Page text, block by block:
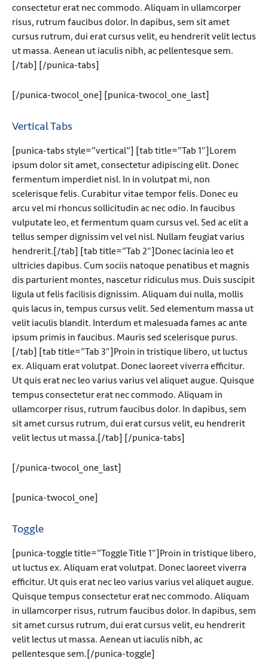
consectetur erat nec commodo. Aliquam in ullamcorper
risus, rutrum faucibus dolor. In dapibus, sem sit amet
cursus rutrum, dui erat cursus velit, eu hendrerit velit lectus
ut massa. Aenean ut iaculis nibh, ac pellentesque sem.
[/tab] [/punica-tabs]
[/punica-twocol_one] [punica-twocol_one_last]
Vertical Tabs
[punica-tabs style=”vertical”] [tab title=”Tab 1″]Lorem
ipsum dolor sit amet, consectetur adipiscing elit. Donec
fermentum imperdiet nisl. In in volutpat mi, non
scelerisque felis. Curabitur vitae tempor felis. Donec eu
arcu vel mi rhoncus sollicitudin ac nec odio. In faucibus
vulputate leo, et fermentum quam cursus vel. Sed ac elit a
tellus semper dignissim vel vel nisl. Nullam feugiat varius
hendrerit.[/tab] [tab title=”Tab 2″]Donec lacinia leo et
ultricies dapibus. Cum sociis natoque penatibus et magnis
dis parturient montes, nascetur ridiculus mus. Duis suscipit
ligula ut felis facilisis dignissim. Aliquam dui nulla, mollis
quis lacus in, tempus cursus velit. Sed elementum massa ut
velit iaculis blandit. Interdum et malesuada fames ac ante
ipsum primis in faucibus. Mauris sed scelerisque purus.
[/tab] [tab title=”Tab 3″]Proin in tristique libero, ut luctus
ex. Aliquam erat volutpat. Donec laoreet viverra efficitur.
Ut quis erat nec leo varius varius vel aliquet augue. Quisque
tempus consectetur erat nec commodo. Aliquam in
ullamcorper risus, rutrum faucibus dolor. In dapibus, sem
sit amet cursus rutrum, dui erat cursus velit, eu hendrerit
velit lectus ut massa.[/tab] [/punica-tabs]
[/punica-twocol_one_last]
[punica-twocol_one]
Toggle
[punica-toggle title=”Toggle Title 1″]Proin in tristique libero,
ut luctus ex. Aliquam erat volutpat. Donec laoreet viverra
efficitur. Ut quis erat nec leo varius varius vel aliquet augue.
Quisque tempus consectetur erat nec commodo. Aliquam
in ullamcorper risus, rutrum faucibus dolor. In dapibus, sem
sit amet cursus rutrum, dui erat cursus velit, eu hendrerit
velit lectus ut massa. Aenean ut iaculis nibh, ac
pellentesque sem.[/punica-toggle]